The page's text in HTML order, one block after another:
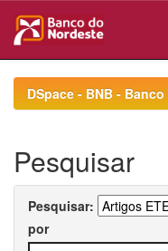
navigationDSpace - BNB -
Pesquisar
Pesquisar:
por